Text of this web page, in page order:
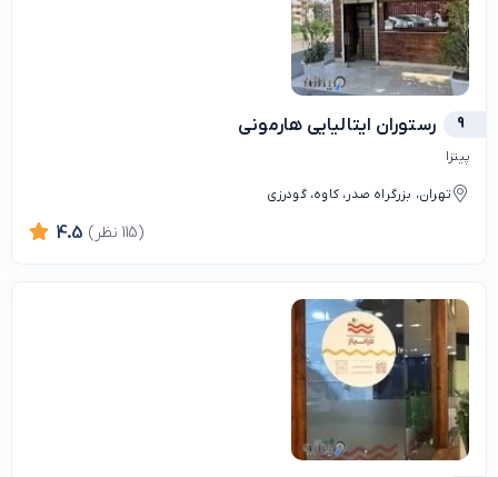
9 رستوران ایتالیایی هارمونی
پیتزا
تهران، بزرگراه صدر، کاوه، گودرزی
4.5 (115 نظر)